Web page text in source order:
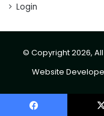
Login
© Copyright 2026,
Website